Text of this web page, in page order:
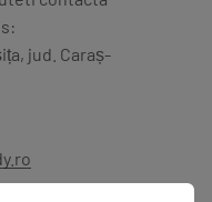
jud. Caraș-